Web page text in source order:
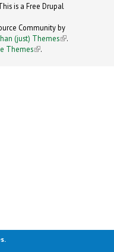
is a Free Drupal
Community by
(just) Themes (link is
.
Themes
(link is
.